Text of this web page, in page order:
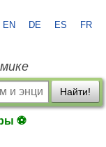
EN DE ES FR
Найти!
⚽